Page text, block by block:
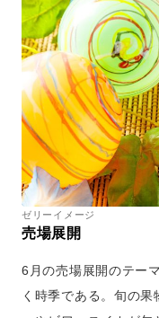
ゼリーイメージ
売場展開
6月の売場展開のテー
く時季である。旬の